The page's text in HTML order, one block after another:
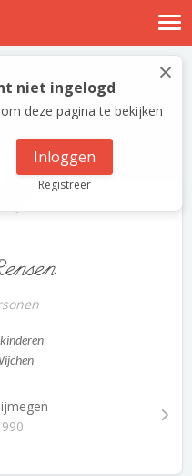
verhalen
aan
×
niet ingelogd
deze pagina te bekijken
Inloggen
Registreer